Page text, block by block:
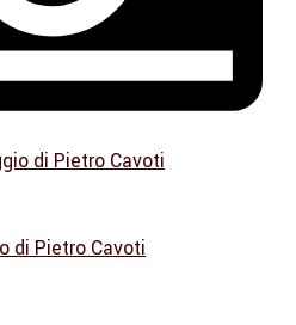
di Pietro Cavoti